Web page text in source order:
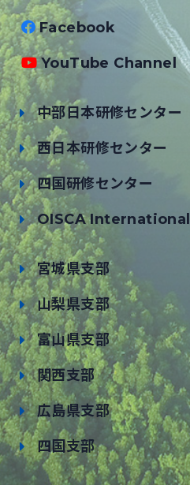
Facebook
YouTube Channel
中部日本研修センター
西日本研修センター
四国研修センター
OISCA International
宮城県支部
山梨県支部
富山県支部
関西支部
広島県支部
四国支部